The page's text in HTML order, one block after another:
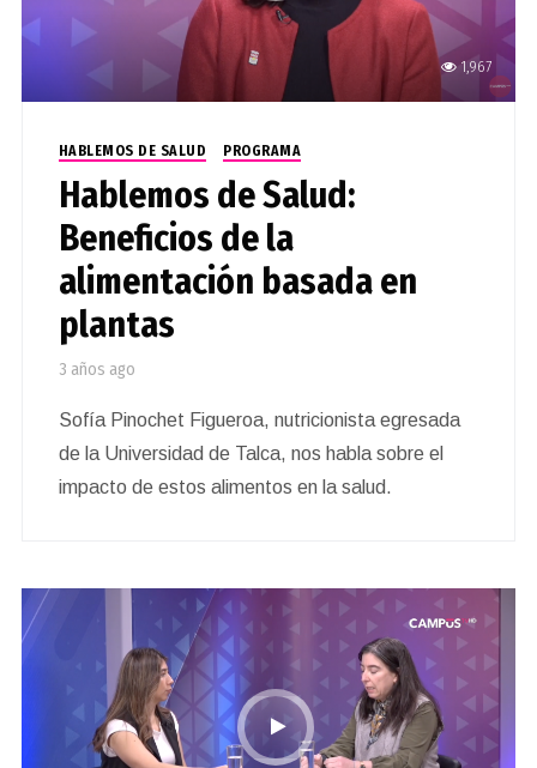
1,967
HABLEMOS DE SALUD PROGRAMA
Hablemos de Salud:
Beneficios de la
alimentación basada en
plantas
3 años ago
Sofía Pinochet Figueroa, nutricionista egresada
de la Universidad de Talca, nos habla sobre el
impacto de estos alimentos en la salud.